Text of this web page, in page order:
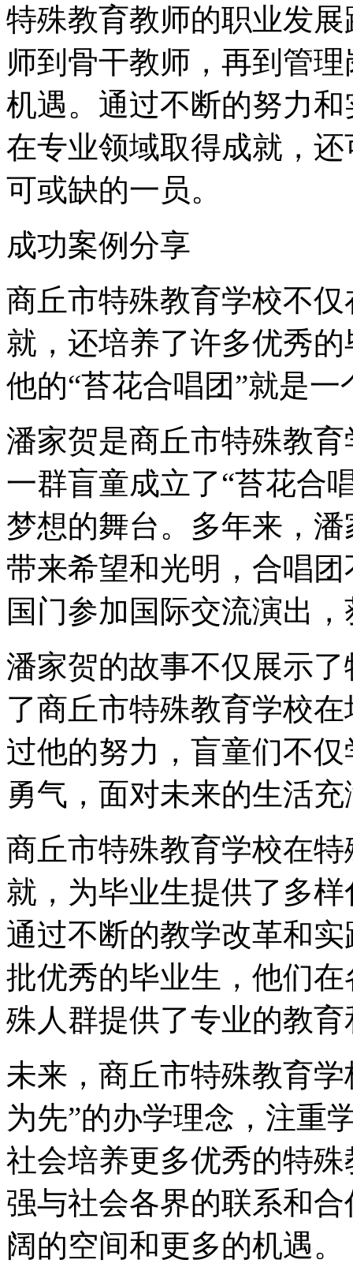
特殊教育教师的职业发
师到骨干教师，再到管
机遇。通过不断的努力
在专业领域取得成就，
可或缺的一员。
成功案例分享
商丘市特殊教育学校不
就，还培养了许多优秀
他的“苔花合唱团”就是
潘家贺是商丘市特殊教
一群盲童成立了“苔花合
梦想的舞台。多年来，
带来希望和光明，合唱
国门参加国际交流演出
潘家贺的故事不仅展示
了商丘市特殊教育学校
过他的努力，盲童们不
勇气，面对未来的生活
商丘市特殊教育学校在
就，为毕业生提供了多
通过不断的教学改革和
批优秀的毕业生，他们
殊人群提供了专业的教
未来，商丘市特殊教育
为先”的办学理念，注重
社会培养更多优秀的特
强与社会各界的联系和
阔的空间和更多的机遇。